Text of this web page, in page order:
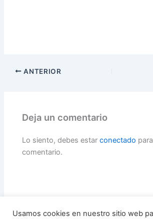
ANTERIOR
Deja un comentario
Lo siento, debes estarconectado
comentario.
Usamos cookies en nuestro sitio web